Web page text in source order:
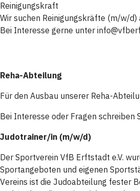
Reinigungskraft
Wir suchen Reinigungskräfte (m/w/
Bei Interesse gerne unter
Reha-Abteilung
Für den Ausbau unserer Reha-
Bei Interesse oder Fragen schreiben
Judotrainer/in (m/w/d)
Der Sportverein VfB Erftstadt e.V.
Sportangeboten und eigenen
Vereins ist die Judoabteilung fester